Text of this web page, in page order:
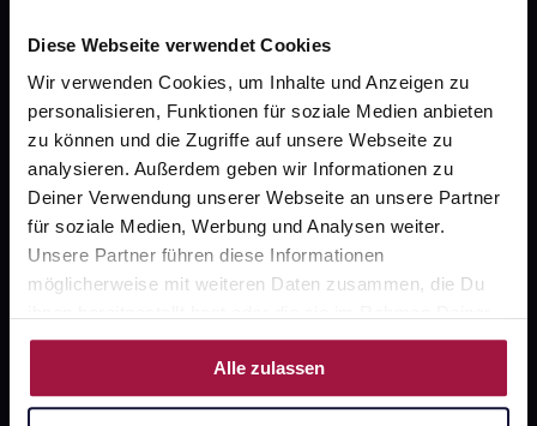
Diese Webseite verwendet Cookies
Wir verwenden Cookies, um Inhalte und Anzeigen zu
personalisieren, Funktionen für soziale Medien anbieten
zu können und die Zugriffe auf unsere Webseite zu
analysieren. Außerdem geben wir Informationen zu
Deiner Verwendung unserer Webseite an unsere Partner
für soziale Medien, Werbung und Analysen weiter.
Unsere Partner führen diese Informationen
möglicherweise mit weiteren Daten zusammen, die Du
Nutzung der Dienste gesammelt haben.
Alle zulassen
gesund.de
Über uns
Karriere
Newsletter
Barrierefreiheitserklärung
PAYBACK
Sanitätshäuser